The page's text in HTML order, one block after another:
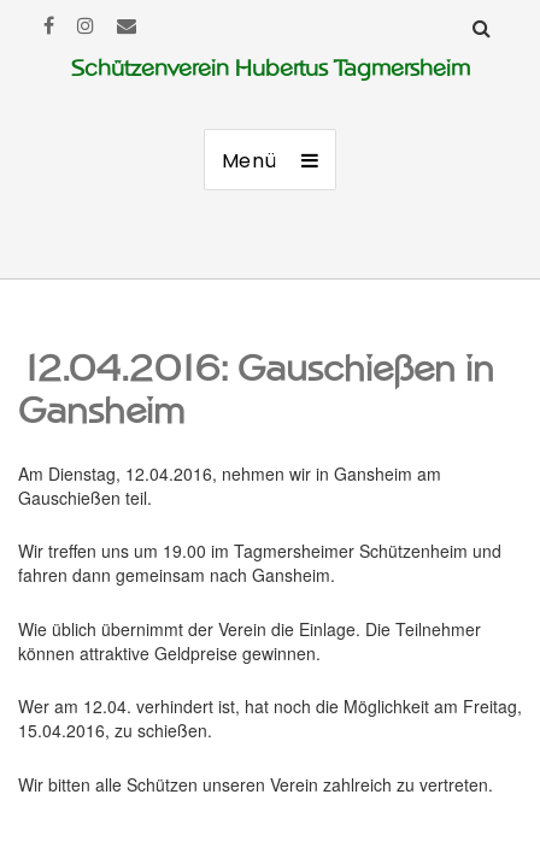
Schützenverein Hubertus Tagmersheim
Menü
12.04.2016: Gauschießen in
Gansheim
Am Dienstag, 12.04.2016, nehmen wir in Gansheim am
Gauschießen teil.
Wir treffen uns um 19.00 im Tagmersheimer Schützenheim und
fahren dann gemeinsam nach Gansheim.
Wie üblich übernimmt der Verein die Einlage. Die Teilnehmer
können attraktive Geldpreise gewinnen.
Wer am 12.04. verhindert ist, hat noch die Möglichkeit am Freitag,
15.04.2016, zu schießen.
Wir bitten alle Schützen unseren Verein zahlreich zu vertreten.